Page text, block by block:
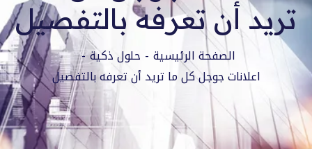
تريد أن تعرفه بالتفصيل
الصفحة الرئيسية
حلول ذكية
اعلانات جوجل كل ما تريد أن تعرفه بالتفصيل